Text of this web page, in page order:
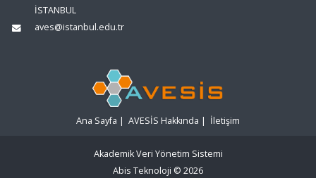
İSTANBUL
aves@istanbul.edu.tr
Ana Sayfa | AVESİS Hakkında | İletişim
Akademik Veri Yönetim Sistemi
Abis Teknoloji © 2026